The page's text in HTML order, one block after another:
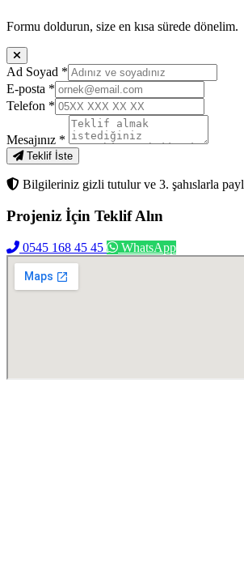
Formu doldurun, size en kısa sürede dönelim.
Ad Soyad *
E-posta *
Telefon *
Mesajınız *
Teklif İste
Bilgileriniz gizli tutulur ve 3. şahıslarla
Projeniz İçin Teklif Alın
0545 168 45 45 WhatsApp